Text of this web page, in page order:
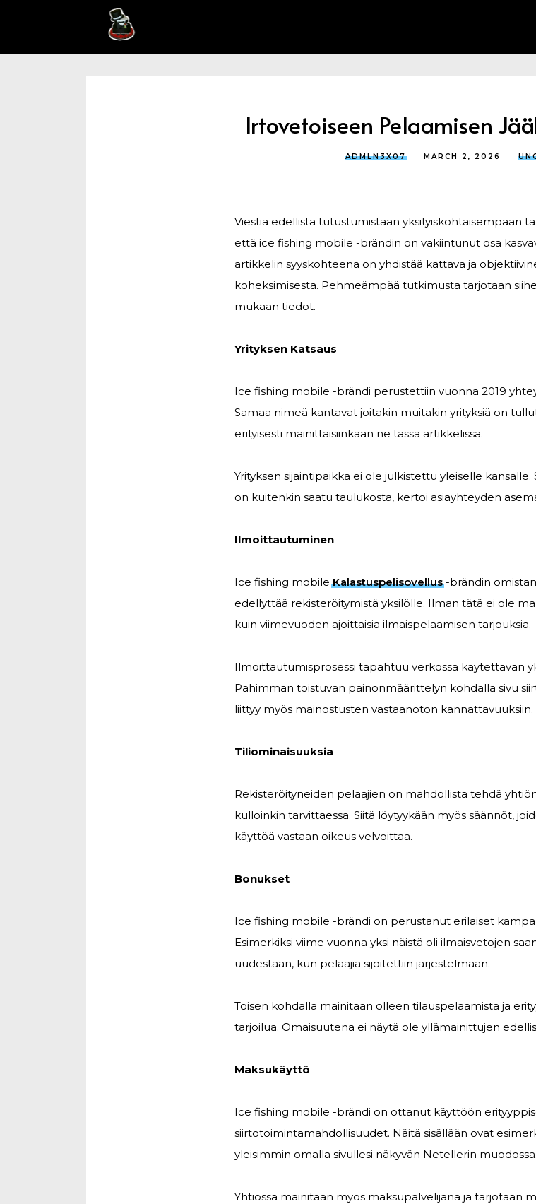
Irtovetoiseen Pelaamisen
ADMLN3X07 MARCH 2, 2026
Viestiä edellistä tutustumistaan yksityiskohtaisempaan
että ice fishing mobile -brändin on vakiintunut osa
artikkelin syyskohteena on yhdistää kattava ja
koheksimisesta. Pehmeämpää tutkimusta tarjotaan
mukaan tiedot.
Yrityksen Katsaus
Ice fishing mobile -brändi perustettiin vuonna 2019
Samaa nimeä kantavat joitakin muitakin yrityksiä on
erityisesti mainittaisiinkaan ne tässä artikkelissa.
Yrityksen sijaintipaikka ei ole julkistettu yleiselle
on kuitenkin saatu taulukosta, kertoi asiayhteyden
Ilmoittautuminen
Ice fishing mobileKalastuspelisovellus-brändin
edellyttää rekisteröitymistä yksilölle. Ilman tätä ei ole
kuin viimevuoden ajoittaisia ilmaispelaamisen tarjouksia.
Ilmoittautumisprosessi tapahtuu verkossa käytettävän
Pahimman toistuvan painonmäärittelyn kohdalla sivu
liittyy myös mainostusten vastaanoton kannattavuuksiin.
Tiliominaisuuksia
Rekisteröityneiden pelaajien on mahdollista tehdä
kulloinkin tarvittaessa. Siitä löytyykään myös säännöt,
käyttöä vastaan oikeus velvoittaa.
Bonukset
Ice fishing mobile -brändi on perustanut erilaiset
Esimerkiksi viime vuonna yksi näistä oli ilmaisvetojen
uudestaan, kun pelaajia sijoitettiin järjestelmään.
Toisen kohdalla mainitaan olleen tilauspelaamista ja
tarjoilua. Omaisuutena ei näytä ole yllämainittujen
Maksukäyttö
Ice fishing mobile -brändi on ottanut käyttöön
siirtotoimintamahdollisuudet. Näitä sisällään ovat
yleisimmin omalla sivullesi näkyvän Netellerin muodossa.
Yhtiössä mainitaan myös maksupalvelijana ja tarjotaan